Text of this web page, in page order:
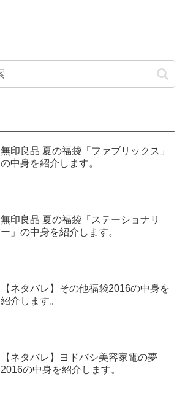
無印良品 夏の福袋「ファブリックス」
の中身を紹介します。
無印良品 夏の福袋「ステーショナリ
ー」の中身を紹介します。
【ネタバレ】その他福袋2016の中身を
紹介します。
【ネタバレ】ヨドバシ美容家電の夢
2016の中身を紹介します。